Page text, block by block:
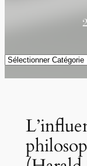
Catégories